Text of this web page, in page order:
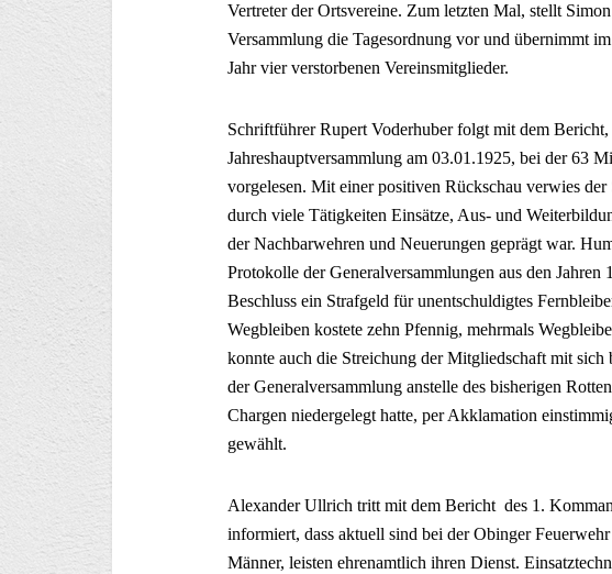
Vertreter der Ortsvereine. Zum letzten Mal, stellt
Versammlung die Tagesordnung vor und übernimmt
Jahr vier verstorbenen Vereinsmitglieder.
Schriftführer Rupert Voderhuber folgt mit dem
Jahreshauptversammlung am 03.01.1925, bei der 63
vorgelesen. Mit einer positiven Rückschau verwies
durch viele Tätigkeiten Einsätze, Aus- und
der Nachbarwehren und Neuerungen geprägt war.
Protokolle der Generalversammlungen aus den
Beschluss ein Strafgeld für unentschuldigtes
Wegbleiben kostete zehn Pfennig, mehrmals
konnte auch die Streichung der Mitgliedschaft mit
der Generalversammlung anstelle des bisherigen
Chargen niedergelegt hatte, per Akklamation
gewählt.
Alexander Ullrich tritt mit dem Bericht des 1.
informiert, dass aktuell sind bei der Obinger
Männer, leisten ehrenamtlich ihren Dienst.